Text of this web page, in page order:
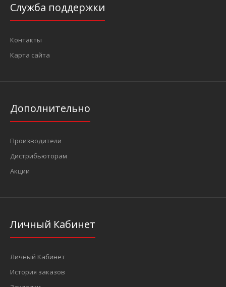
Служба поддержки
Контакты
Карта сайта
Дополнительно
Производители
Дистрибьюторам
Акции
Личный Кабинет
Личный Кабинет
История заказов